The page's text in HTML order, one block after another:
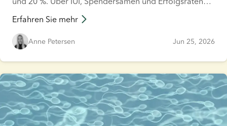
gibt es viel zu wissen. Dabei kann es schwierig sein, die
Statistiken richtig einzuordnen und ihre Bedeutung zu
verstehen. Wir helfen Ihnen, die IUI-Behandlung besser
zu verstehen, und stehen Ihnen bei Fragen gerne zur
Seite.
Erfahren Sie mehr
Anne Petersen Jun 25, 2026